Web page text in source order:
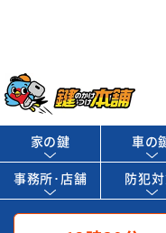
家の鍵 車の
事務所･店舗 防犯